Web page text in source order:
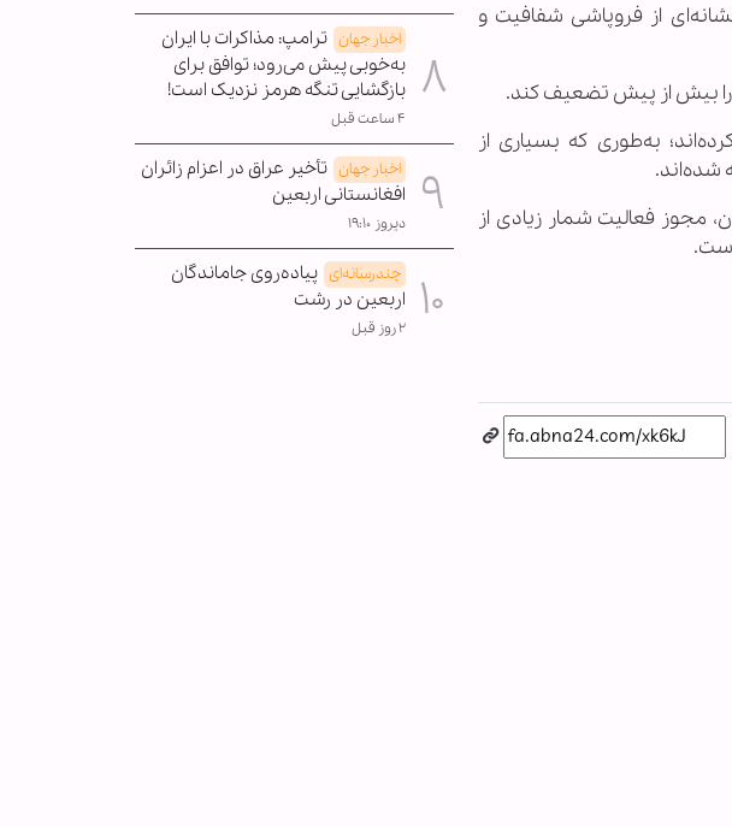
از فروپاشی شفافیت و
را بیش از پیش تضعیف کند.
به‌طوری که بسیاری از
شده‌اند.
مجوز فعالیت شمار زیادی از
است.
اخبار جهان ترامپ: مذاکرات با ایران
به‌خوبی پیش می‌رود؛ توافق برای
بازگشایی تنگه هرمز نزدیک است!
۴ ساعت قبل
اخبار جهان تأخیر عراق در اعزام زائران
افغانستانی اربعین
دیروز ۱۹:۱۰
چندرسانه‌ای پیاده‌روی جاماندگان
اربعین در رشت
۲ روز قبل